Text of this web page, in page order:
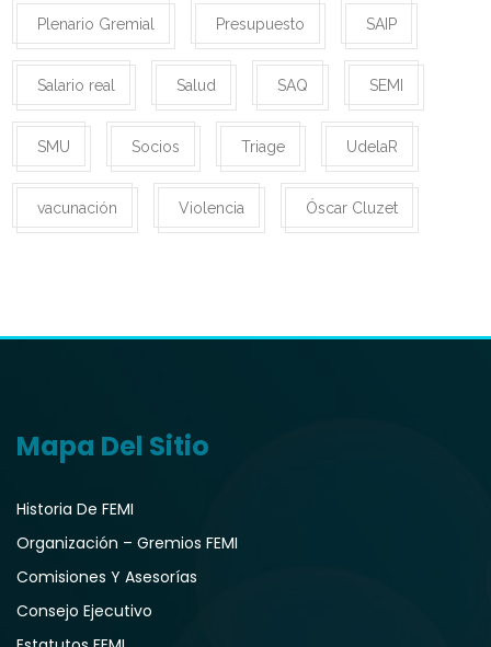
Plenario Gremial Presupuesto SAIP
Salario real Salud SAQ SEMI
SMU Socios Triage UdelaR
vacunación Violencia Óscar Cluzet
Mapa Del Sitio
Historia De FEMI
Organización – Gremios FEMI
Comisiones Y Asesorías
Consejo Ejecutivo